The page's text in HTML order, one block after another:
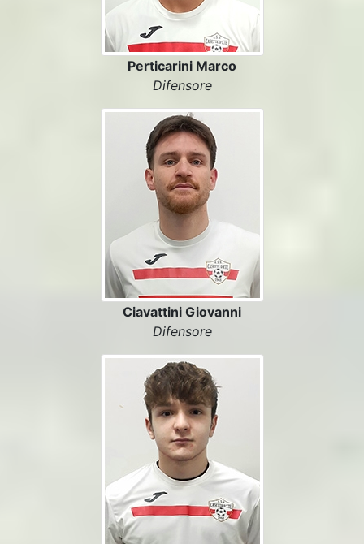
Perticarini Marco
Difensore
Ciavattini Giovanni
Difensore